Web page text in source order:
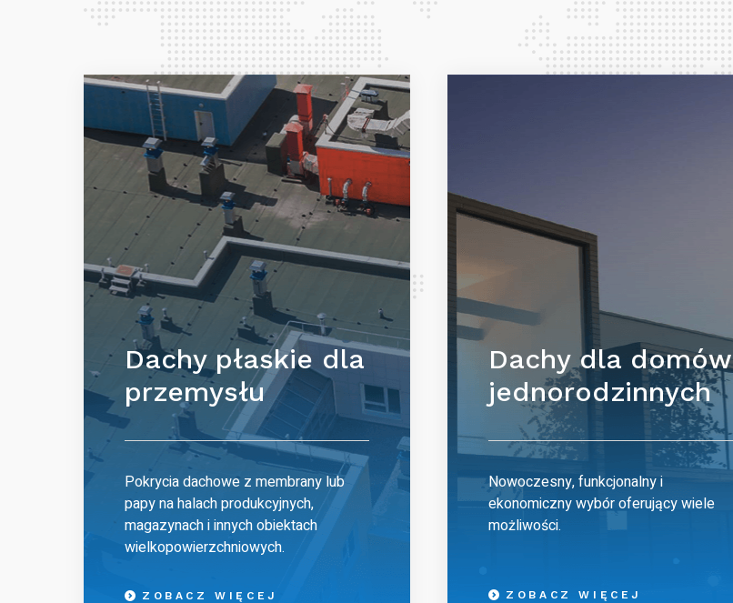
Dachy płaskie dla
przemysłu
Pokrycia dachowe z membrany lub
papy na halach produkcyjnych,
magazynach i innych obiektach
wielkopowierzchniowych.
ZOBACZ WIĘCEJ
Dachy dla domów
jednorodzinnych
Nowoczesny, funkcjonalny i
ekonomiczny wybór oferujący wiele
możliwości.
ZOBACZ WIĘCEJ